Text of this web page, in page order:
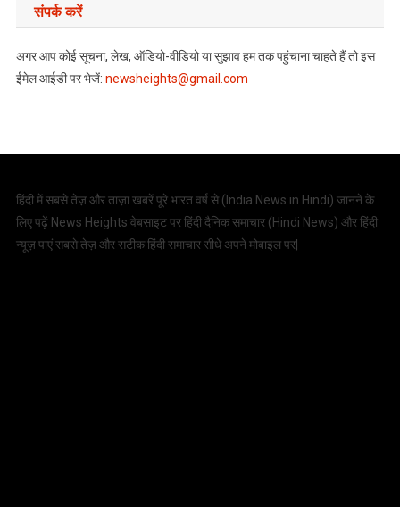
संपर्क करें
अगर आप कोई सूचना, लेख, ऑडियो-वीडियो या सुझाव हम तक पहुंचाना चाहते हैं तो इस
ईमेल आईडी पर भेजें: newsheights@gmail.com
हिंदी में सबसे तेज़ और ताज़ा खबरें पूरे भारत वर्ष से ( India News in Hindi) जानने के
लिए पढ़ें News Heights वेबसाइट पर हिंदी दैनिक समाचार (Hindi News) और हिंदी
न्यूज़ पाएं सबसे तेज़ और सटीक हिंदी समाचार सीधे अपने मोबाइल पर|